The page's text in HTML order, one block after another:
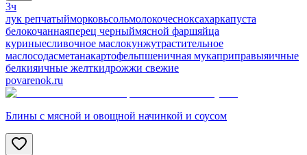
3ч
лук репчатыйморковьсольмолокочесноксахаркапуста
белокочаннаяперец черныймясной фаршяйца
куриныесливочное маслокунжутрастительное
маслосодасметанакартофельпшеничная мукаприправыяичные
белкияичные желткидрожжи свежие
povarenok.ru
Блины с мясной и овощной начинкой и соусом